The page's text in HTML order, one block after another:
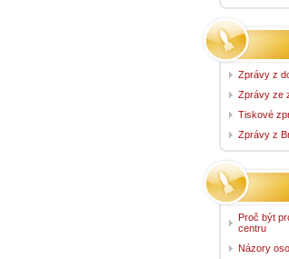
Zprávy z
Zprávy ze
Tiskové
Zprávy z
Proč být
centru
Názory